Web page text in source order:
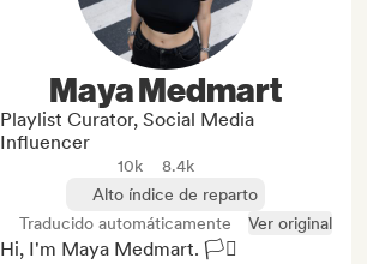
Maya Medmart
Playlist Curator, Social Media
Influencer
10k
8.4k
Alto índice de reparto
Traducido automáticamente
Ver original
Hi, I'm Maya Medmart. 🏳️‍⚧️